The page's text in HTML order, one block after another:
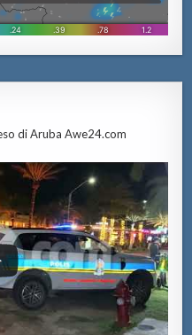
di Aruba Awe24.com